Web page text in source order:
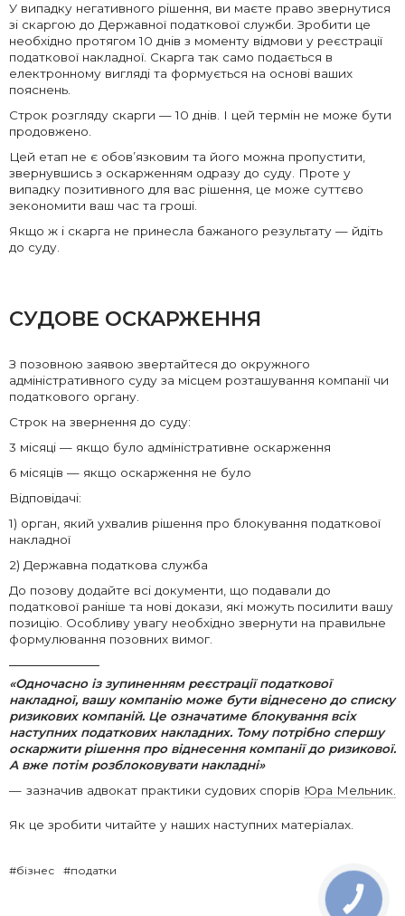
У випадку негативного рішення, ви маєте право звернутися
зі скаргою до Державної податкової служби. Зробити це
необхідно протягом 10 днів з моменту відмови у реєстрації
податкової накладної. Скарга так само подається в
електронному вигляді та формується на основі ваших
пояснень.
Строк розгляду скарги — 10 днів. І цей термін не може бути
продовжено.
Цей етап не є обов’язковим та його можна пропустити,
звернувшись з оскарженням одразу до суду. Проте у
випадку позитивного для вас рішення, це може суттєво
зекономити ваш час та гроші.
Якщо ж і скарга не принесла бажаного результату — йдіть
до суду.
СУДОВЕ ОСКАРЖЕННЯ
З позовною заявою звертайтеся до окружного
адміністративного суду за місцем розташування компанії чи
податкового органу.
Строк на звернення до суду:
3 місяці — якщо було адміністративне оскарження
6 місяців — якщо оскарження не було
Відповідачі:
1) орган, який ухвалив рішення про блокування податкової
накладної
2) Державна податкова служба
До позову додайте всі документи, що подавали до
податкової раніше та нові докази, які можуть посилити вашу
позицію. Особливу увагу необхідно звернути на правильне
формулювання позовних вимог.
«Одночасно із зупиненням реєстрації податкової
накладної, вашу компанію може бути віднесено до списку
ризикових компаній. Це означатиме блокування всіх
наступних податкових накладних. Тому потрібно спершу
оскаржити рішення про віднесення компанії до ризикової.
А вже потім розблоковувати накладні»
зазначив адвокат практики судових спорів Юра Мельник.
Як це зробити читайте у наших наступних матеріалах.
#бізнес #податки
КНОПКА
ЗВ'ЯЗКУ